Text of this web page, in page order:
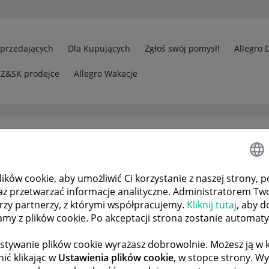
cookie, aby umożliwić Ci korzystanie z naszej strony,
przetwarzać informacje analityczne. Administratorem
partnerzy, z którymi współpracujemy. Kliknij tutaj, aby
z plików cookie. Po akceptacji strona zostanie
plików cookie wyrażasz dobrowolnie. Możesz ją w
klikając wUstawienia plików cookie, w stopce strony.
Dla Kupujących Zgłoś swój pomysł! Allegro
prodejce Allegro Wakacje
Dlaczego mam zwracać kwotę za przesyłkę skoro
POPRZEDNIA NASTĘPNA